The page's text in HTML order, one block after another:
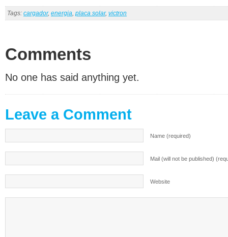
Tags: cargador, energia, placa solar, victron
Comments
No one has said anything yet.
Leave a Comment
Name (required)
Mail (will not be published)
Website